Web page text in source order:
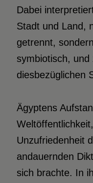
Dabei
Stadt und Land,
getrennt,
symbiotisch, und
diesbezüglichen
Ägyptens
Unzufriedenheit
andauernden
sich brachte. In